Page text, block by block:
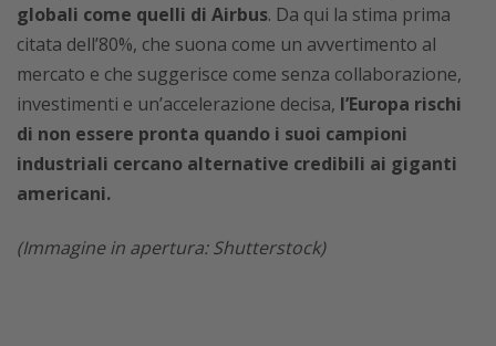
globali come quelli di Airbus. Da qui la stima prima
citata dell’80%, che suona come un avvertimento al
mercato e che suggerisce come senza collaborazione,
investimenti e un’accelerazione decisa, l’Europa rischi
di non essere pronta quando i suoi campioni
industriali cercano alternative credibili ai giganti
americani.
(Immagine in apertura: Shutterstock)